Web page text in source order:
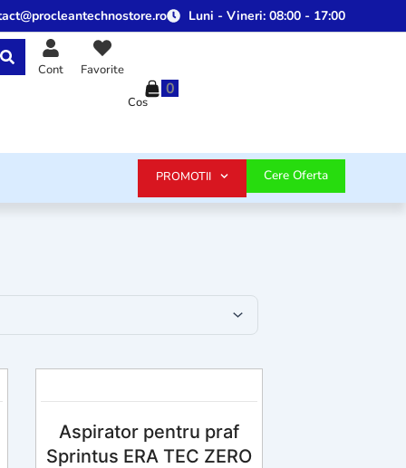
Luni - Vineri:08:00 - 17:00
Cont Favorite
0
Cos
Cere Oferta
PROMOTII
Aspirator pentru praf
Sprintus ERA TEC ZERO